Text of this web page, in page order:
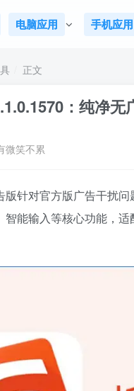
电脑应用 手机应用
正文
：纯净无
微笑不累
版针对官方版广告干扰
智能输入等核心功能，